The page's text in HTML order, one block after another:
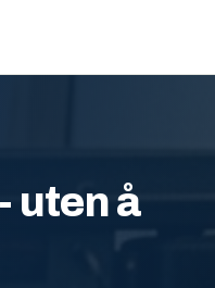
uten å